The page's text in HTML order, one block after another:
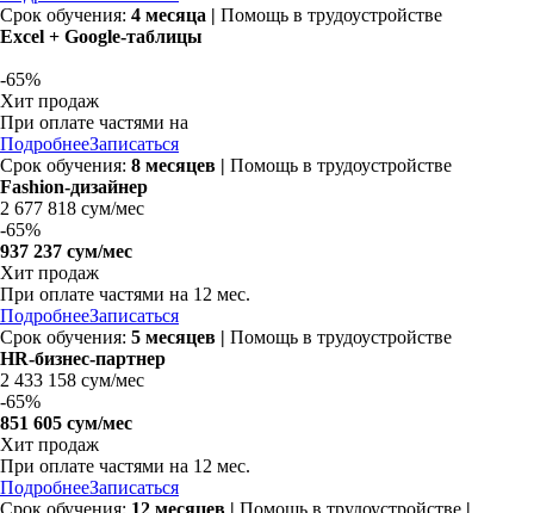
Срок обучения: 4 месяца | Помощь в трудоустройстве
Excel + Google-таблицы
-65%
Хит продаж
При оплате частями на
ПодробнееЗаписаться
Срок обучения: 8 месяцев | Помощь в трудоустройстве
Fashion-дизайнер
2 677 818 сум/мес
-65%
937 237 сум/мес
Хит продаж
При оплате частями на 12 мес.
ПодробнееЗаписаться
Срок обучения: 5 месяцев | Помощь в трудоустройстве
HR-бизнес-партнер
2 433 158 сум/мес
-65%
851 605 сум/мес
Хит продаж
При оплате частями на 12 мес.
ПодробнееЗаписаться
Срок обучения: 12 месяцев | Помощь в трудоустройстве |